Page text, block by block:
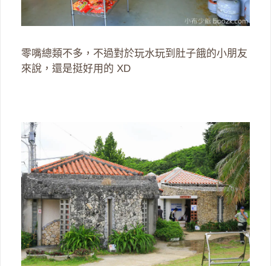
零嘴總類不多，不過對於玩水玩到肚子餓的小朋友
來說，還是挺好用的 XD